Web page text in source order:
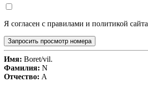
Я согласен с правилами и политикой сайта
Запросить просмотр номера
Имя: Boret/vil.
Фамилия: N
Отчество: A